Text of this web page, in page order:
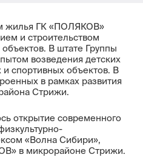
жилья ГК «ПОЛЯКОВ»
и строительством
В штате Группы
возведения детских
спортивных объектов. В
в рамках развития
Стрижи.
открытие современного
«Волна Сибири»,
в микрорайоне Стрижи.